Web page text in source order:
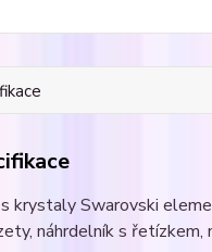
krystaly Swarovski
náhrdelník s řetízkem,